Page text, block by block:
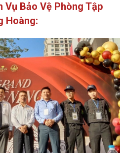
Vụ Bảo Vệ Phòng Tập
Hoàng: